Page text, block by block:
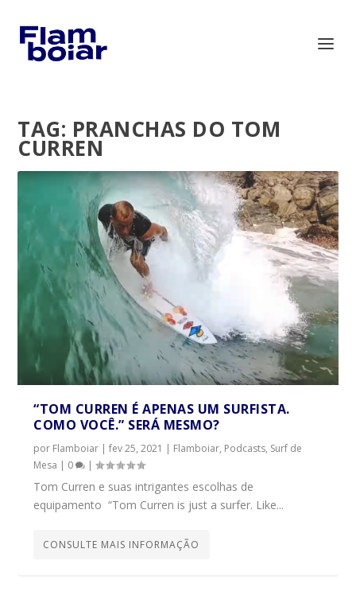
TAG: PRANCHAS DO TOM
CURREN
“TOM CURREN É APENAS UM SURFISTA.
COMO VOCÊ.” SERÁ MESMO?
por Flamboiar |fev 25, 2021 | Flamboiar, Podcasts, Surf de
Mesa | 0 |
Tom Curren e suas intrigantes escolhas de
equipamento “Tom Curren is just a surfer. Like...
CONSULTE MAIS INFORMAÇÃO